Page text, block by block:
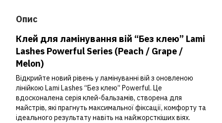
Опис
Клей для ламінування вій “Без клею” Lami
Lashes Powerful Series (Peach / Grape /
Melon)
Відкрийте новий рівень у ламінуванні вій з оновленою
лінійкою Lami Lashes “Без клею” Powerful. Це
вдосконалена серія клей-бальзамів, створена для
майстрів, які прагнуть максимальної фіксації, комфорту та
ідеального результату навіть на найжорсткіших віях.